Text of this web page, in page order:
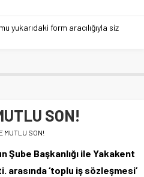
yukarıdaki form aracılığıyla siz
SON!
MUTLU SON!
Şube Başkanlığı ile Yakakent
‘toplu iş sözleşmesi’